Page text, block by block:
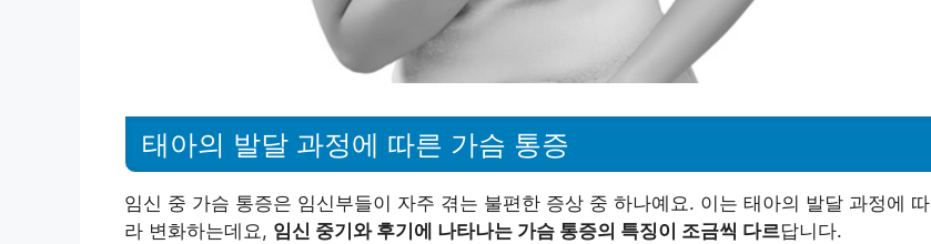
태아의 발달 과정에 따른 가슴 통증
임신 중 가슴 통증은 임신부들이 자주 겪는 불편한 증상 중 하나예요. 이는 태아의 발달 과정에 따
라 변화하는데요, 임신 중기와 후기에 나타나는 가슴 통증의 특징이 조금씩 다르답니다.